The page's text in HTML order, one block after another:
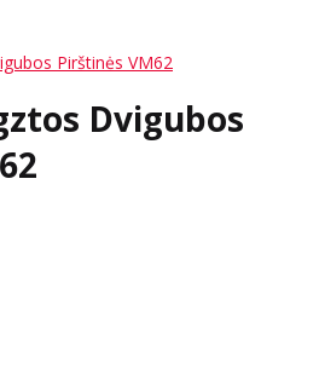
Pirštinės VM62
Dvigubos